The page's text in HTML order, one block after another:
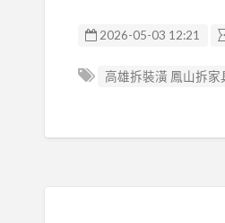
2026-05-03 12:21
高雄拆裝潢 鳳山拆家